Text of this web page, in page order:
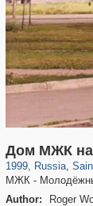
Дом МЖК
1999, Russia,
197,153
МЖК -
Author:
Roger